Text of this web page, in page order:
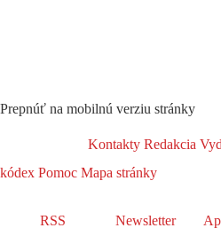
Prepnúť na mobilnú verziu stránky
Kontakty Redakcia
kódex Pomoc Mapa stránky
RSS Newsletter